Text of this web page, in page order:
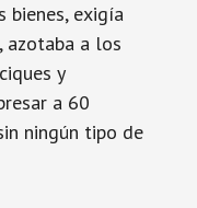
bienes, exigía
azotaba a los
y
a 60
ningún tipo de